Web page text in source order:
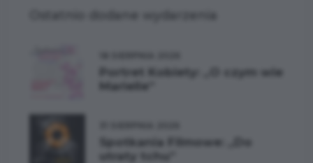
Portret Kobiety: „O czym wie
Marielle”
Spotkania Filmowe: „Do
utraty tchu”